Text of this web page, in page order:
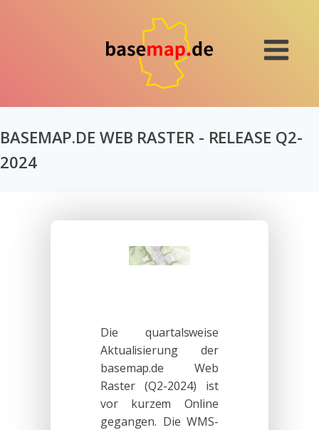
BASEMAP.DE WEB RASTER - RELEASE Q2-
2024
Die quartalsweise
Aktualisierung der
basemap.de Web
Raster (Q2-2024) ist
vor kurzem Online
gegangen. Die WMS-